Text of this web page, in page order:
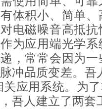
体积小、简单
电磁噪音高抵
为应用端光学
，常常会因为
冲品质变差。吾
关应用系统。为
吾人建立了两